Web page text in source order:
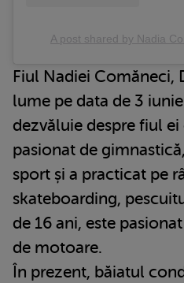
A post shared by Nadia
Fiul Nadiei Comăneci,
lume pe data de 3
dezvăluie despre fiul ei
pasionat de
sport și a practicat pe
skateboarding,
de 16 ani, este
de motoare.
În prezent, băiatul